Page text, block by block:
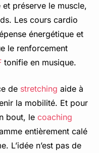
préserve le muscle,
Les cours cardio
énergétique et
le renforcement
tonifie en musique.
de stretching aide à
la mobilité. Et pour
bout, le coaching
entièrement calé
L’idée n’est pas de